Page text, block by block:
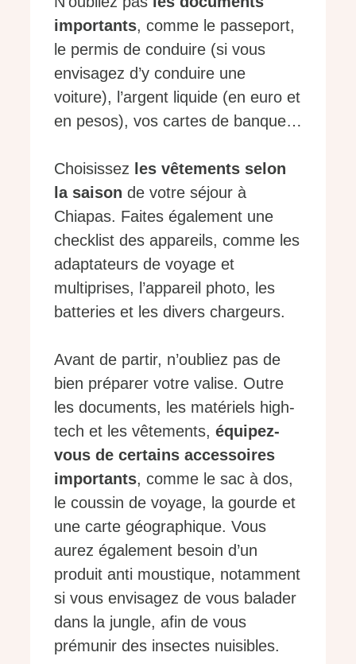
importants, comme le passeport,
le permis de conduire (si vous
envisagez d’y conduire une
voiture), l’argent liquide (en euro et
en pesos), vos cartes de banque…
Choisissez les vêtements selon
la saison de votre séjour à
Chiapas. Faites également une
checklist des appareils, comme les
adaptateurs de voyage et
multiprises, l’appareil photo, les
batteries et les divers chargeurs.
Avant de partir, n’oubliez pas de
bien préparer votre valise. Outre
les documents, les matériels high-
tech et les vêtements, équipez-
vous de certains accessoires
importants, comme le sac à dos,
le coussin de voyage, la gourde et
une carte géographique. Vous
aurez également besoin d’un
produit anti moustique, notamment
si vous envisagez de vous balader
dans la jungle, afin de vous
prémunir des insectes nuisibles.